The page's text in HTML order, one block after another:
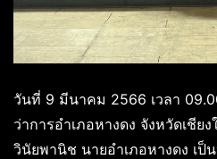
วันที่ 9 มีนาคม 2566 เวลา
ว่าการอำเภอหางดง จังหวัดเชีย
วินัยพานิช นายอำเภอหางดง เ